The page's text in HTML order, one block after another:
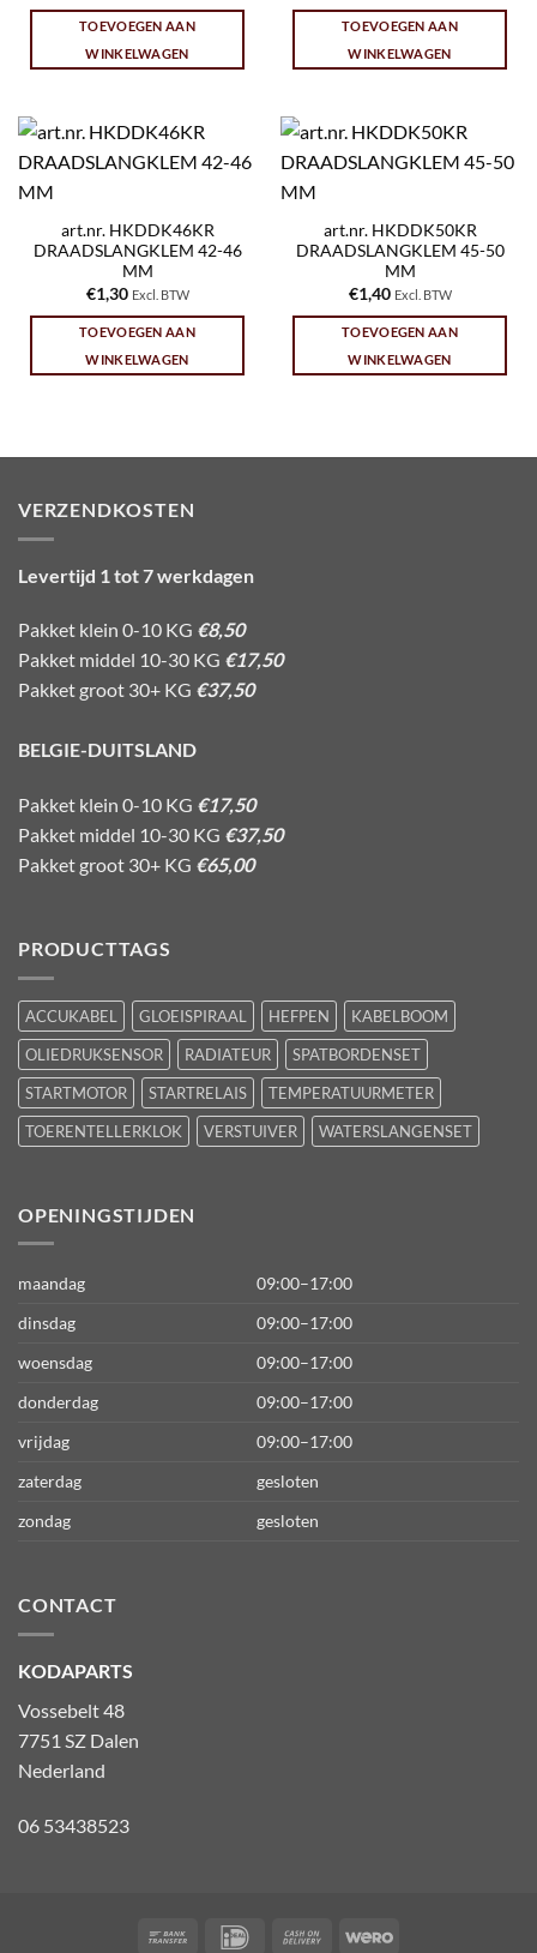
TOEVOEGEN AAN
WINKELWAGEN
TOEVOEGEN AAN
WINKELWAGEN
art.nr. HKDDK46KR
DRAADSLANGKLEM 42-46
MM
€1,30 Excl. BTW
TOEVOEGEN AAN
WINKELWAGEN
art.nr. HKDDK50KR
DRAADSLANGKLEM 45-50
MM
€1,40 Excl. BTW
TOEVOEGEN AAN
WINKELWAGEN
VERZENDKOSTEN
Levertijd 1 tot 7 werkdagen
Pakket klein 0-10 KG €8,50
Pakket middel 10-30 KG €17,50
Pakket groot 30+ KG €37,50
BELGIE-DUITSLAND
Pakket klein 0-10 KG €17,50
Pakket middel 10-30 KG €37,50
Pakket groot 30+ KG €65,00
PRODUCTTAGS
ACCUKABEL GLOEISPIRAAL HEFPEN
KABELBOOM
OLIEDRUKSENSOR
RADIATEUR
SPATBORDENSET
STARTMOTOR
STARTRELAIS
TEMPERATUURMETER
TOERENTELLERKLOK
VERSTUIVER WATERSLANGENSET
OPENINGSTIJDEN
maandag
09:00–17:00
dinsdag
09:00–17:00
woensdag
09:00–17:00
donderdag
09:00–17:00
vrijdag
09:00–17:00
zaterdag
gesloten
zondag
gesloten
CONTACT
KODAPARTS
Vossebelt 48
7751 SZ Dalen
Nederland
06 53438523
Bank
IDeal
Cash
Wero